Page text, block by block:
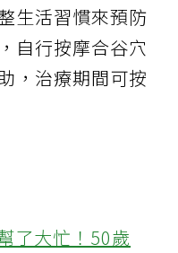
生活習慣來預防
自行按摩合谷穴
，治療期間可按
了大忙！50歲